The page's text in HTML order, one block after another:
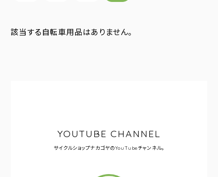
該当する自転車用品はありません。
YOUTUBE CHANNEL
サイクルショップナカゴヤのYouTubeチャンネル。